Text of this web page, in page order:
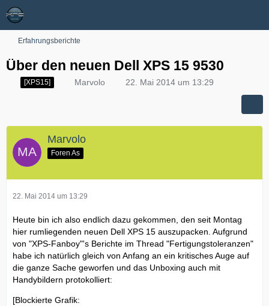
Erfahrungsberichte
Über den neuen Dell XPS 15 9530
[XPS15] Marvolo 22. Mai 2014 um 13:29
Marvolo
Foren As
22. Mai 2014 um 13:29
Heute bin ich also endlich dazu gekommen, den seit Montag
hier rumliegenden neuen Dell XPS 15 auszupacken. Aufgrund
von "XPS-Fanboy"'s Berichte im Thread "Fertigungstoleranzen"
habe ich natürlich gleich von Anfang an ein kritisches Auge auf
die ganze Sache geworfen und das Unboxing auch mit
Handybildern protokolliert:
[Blockierte Grafik: